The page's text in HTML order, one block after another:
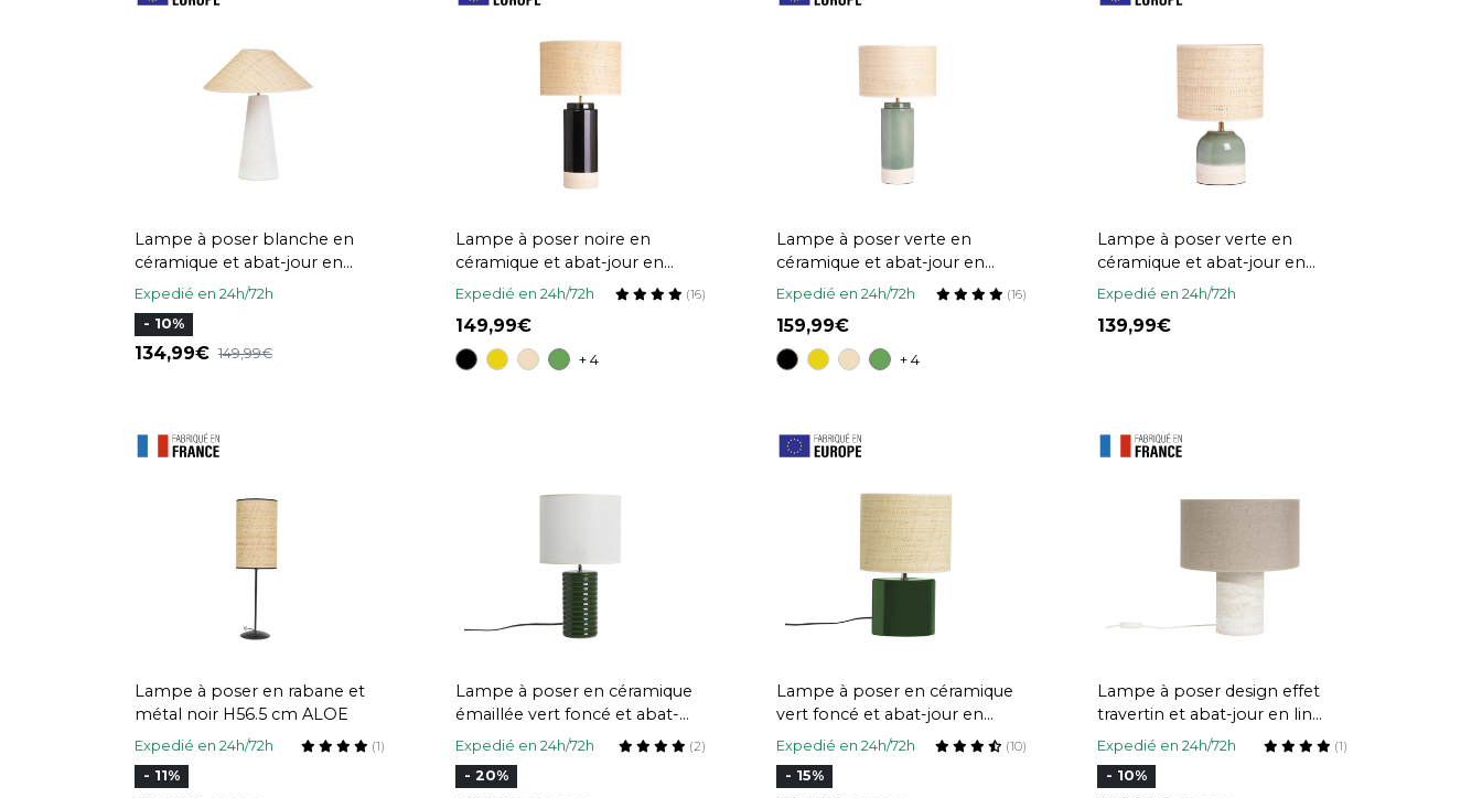
Lampe à poser blanche en
céramique et abat-jour en
rabane H47 cm JUNI
Expedié en 24h/72h
- 10%
134,99 149,99
Lampe à poser noire en
céramique et abat-jour en
rabane H64 cm MAJES
Expedié en 24h/72h (16)
149,99
+ 4
Lampe à poser verte en
céramique et abat-jour en
rabane H64 cm MAJES
Expedié en 24h/72h (16)
159,99
+ 4
Lampe à poser verte en
céramique et abat-jour en
rabane H35 cm PIEGA
Expedié en 24h/72h
139,99
Lampe à poser en rabane et
métal noir H56.5 cm ALOE
Expedié en 24h/72h (1)
- 11%
Lampe à poser en céramique
émaillée vert foncé et abat-
jour écru H53 cm BERRO
Expedié en 24h/72h (2)
- 20%
Lampe à poser en céramique
vert foncé et abat-jour en
raphia naturel H40 cm TIGA
Expedié en 24h/72h (10)
- 15%
Lampe à poser design effet
travertin et abat-jour en lin
H37 cm SEMA
Expedié en 24h/72h (1)
- 10%